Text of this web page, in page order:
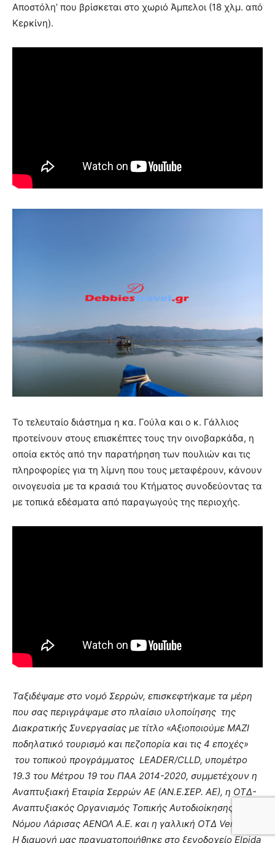
Αποστόλη’ που βρίσκεται στο χωριό Άμπελοι (18 χλμ. από
Κερκίνη).
Το τελευταίο διάστημα η κα. Γούλα και ο κ. Γάλλιος
προτείνουν στους επισκέπτες τους την οινοβαρκάδα, η
οποία εκτός από την παρατήρηση των πουλιών και τις
πληροφορίες για τη λίμνη που τους μεταφέρουν, κάνουν
οινογευσία με τα κρασιά του Κτήματος συνοδεύοντας τα
με τοπικά εδέσματα από παραγωγούς της περιοχής.
Ταξιδέψαμε στο νομό Σερρών, επισκεφτήκαμε τα μέρη
που σας περιγράψαμε στο πλαίσιο υλοποίησης της
Διακρατικής Συνεργασίας με τίτλο «Αξιοποιούμε ΜΑΖΙ
ποδηλατικό τουρισμό και πεζοπορία και τις 4 εποχές»
του τοπικού προγράμματος LEADER/CLLD, υπομέτρο
19.3 του Μέτρου 19 του ΠΑΑ 2014-2020, συμμετέχουν η
Αναπτυξιακή Εταιρία Σερρών ΑΕ (ΑΝ.Ε.ΣΕΡ. ΑΕ), η ΟΤΔ-
Αναπτυξιακός Οργανισμός Τοπικής Αυτοδιοίκησης
Νόμου Λάρισας ΑΕΝΟΛ Α.Ε. και η γαλλική ΟΤΔ Ventoux.
Η διαμονή μας πραγματοποιήθηκε στο ξενοδοχείοElpida